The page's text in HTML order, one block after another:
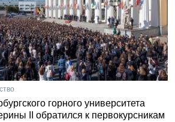
горного университета
II обратился к первокурсникам